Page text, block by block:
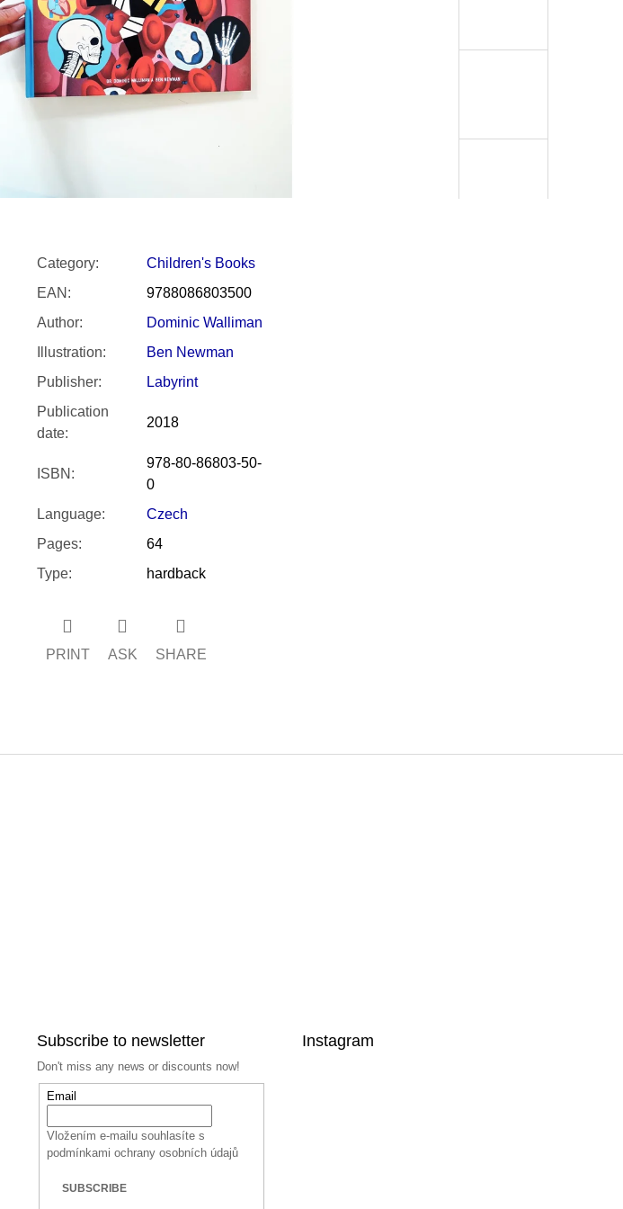
Category:
Children's Books
EAN :
9788086803500
Author:
Dominic Walliman
Illustration:
Ben Newman
Publisher:
Labyrint
Publication
date:
2018
ISBN :
978-80-86803-50-
0
Language:
Czech
Pages:
64
Type: hardback
PRINT ASK SHARE
SNESITELNĚJŠÍ KLIMA
300 Kč
Was: 350 Kč
Subscribe to newsletter
Don't miss any news or discounts now!
Email
Vložením e-mailu souhlasíte s
podmínkami ochrany osobních údajů
SUBSCRIBE
Instagram